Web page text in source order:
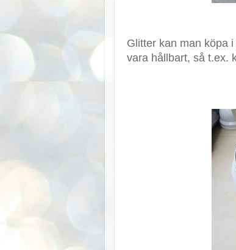
Glitter kan man köpa
vara hållbart, så t.ex.